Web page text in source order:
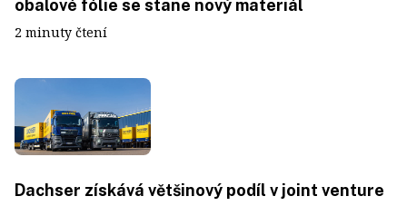
obalové fólie se stane nový materiál
2 minuty čtení
Dachser získává většinový podíl v joint venture